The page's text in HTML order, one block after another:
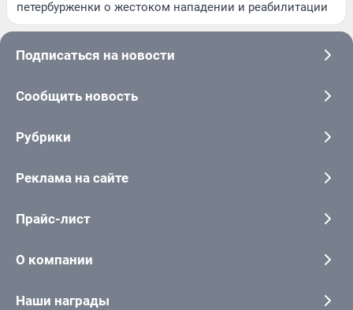
петербурженки о жестоком нападении и реабилитации
Подписаться на новости
Сообщить новость
Рубрики
Реклама на сайте
Прайс-лист
О компании
Наши награды